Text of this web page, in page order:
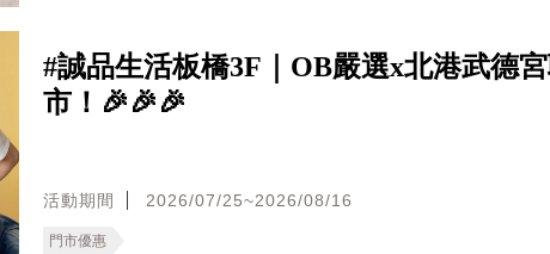
#誠品生活板橋3F｜OB嚴選x北港武德
市！🎉🎉🎉
活動期間 2026/07/25~2026/08/16
門市優惠